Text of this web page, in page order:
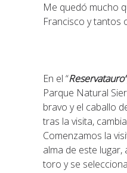
Me quedó mucho
Francisco y tantos
En el “
Parque Natural
bravo y el caballo
tras la visita,
Comenzamos la
alma de este
toro y se